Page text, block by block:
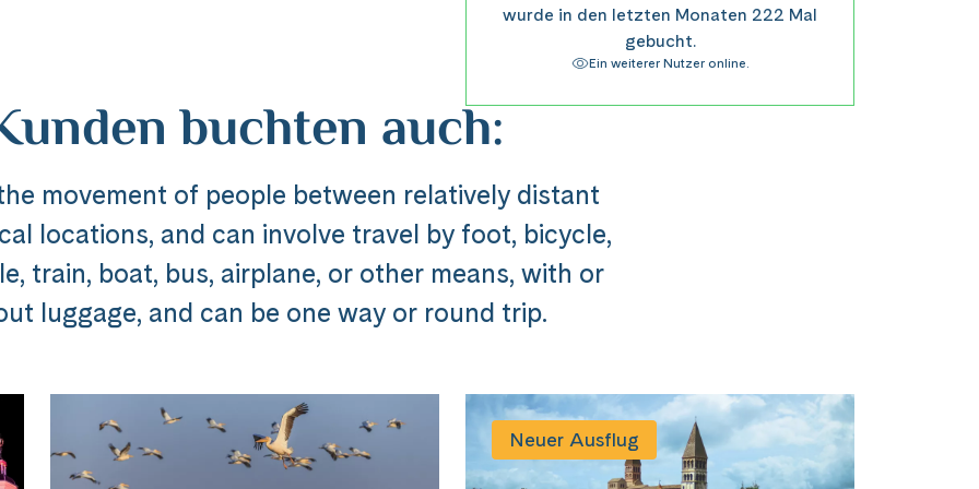
Messenger
does not exist in
wurde in den letzten Monaten 222 Mal
gebucht.
Ein weiterer Nutzer online.
buchten auch:
movement of people between relatively distant
locations, and can involve travel by foot, bicycle,
train, boat, bus, airplane, or other means, with or
luggage, and can be one way or round trip.
Neuer Ausflug